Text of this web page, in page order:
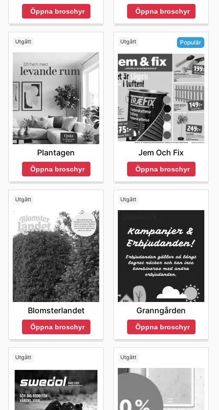
Öppna broschyr Öppna broschyr
Utgått
Plantagen
Öppna broschyr
Utgått Populär
Jem Och Fix
Öppna broschyr
Utgått
Blomsterlandet
Öppna broschyr
Utgått
Granngården
Öppna broschyr
Utgått Utgått